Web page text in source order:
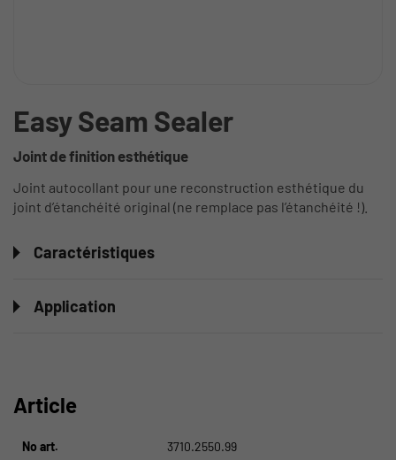
Easy Seam Sealer
Joint de finition esthétique
Joint autocollant pour une reconstruction esthétique du
joint d’étanchéité original (ne remplace pas l’étanchéité !).
Caractéristiques
Application
Article
No art.
3710.2550.99